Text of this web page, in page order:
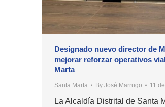
Designado nuevo director de
mejorar reforzar operativos
Marta
Santa Marta By José Marrugo 11
La Alcaldía Distrital de Santa